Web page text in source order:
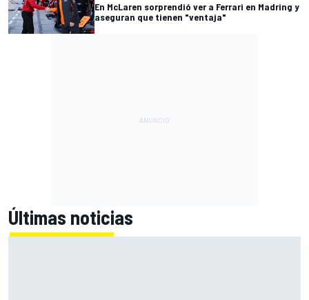
En McLaren sorprendió ver a Ferrari en Madring y
aseguran que tienen "ventaja"
Últimas noticias